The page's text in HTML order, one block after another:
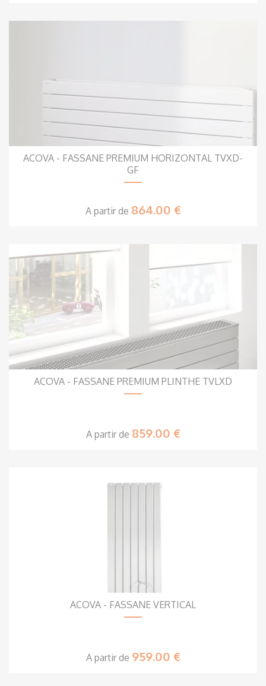
ACOVA - FASSANE PREMIUM HORIZONTAL TVXD-
GF
A partir de 864.00 €
ACOVA - FASSANE PREMIUM PLINTHE TVLXD
A partir de 859.00 €
ACOVA - FASSANE VERTICAL
A partir de 959.00 €